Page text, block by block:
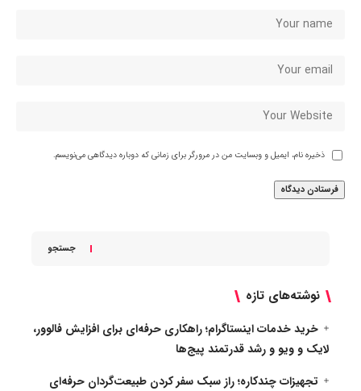
ذخیره نام، ایمیل و وبسایت من در مرورگر برای زمانی که دوباره دیدگاهی می‌نویسم.
جستجو
نوشته‌های تازه
خرید خدمات اینستاگرام؛ راهکاری حرفه‌ای برای افزایش فالوور،
لایک و ویو و رشد قدرتمند پیج‌ها
تجهیزات چندکاره؛ راز سبک سفر کردن طبیعت‌گردان حرفه‌ای